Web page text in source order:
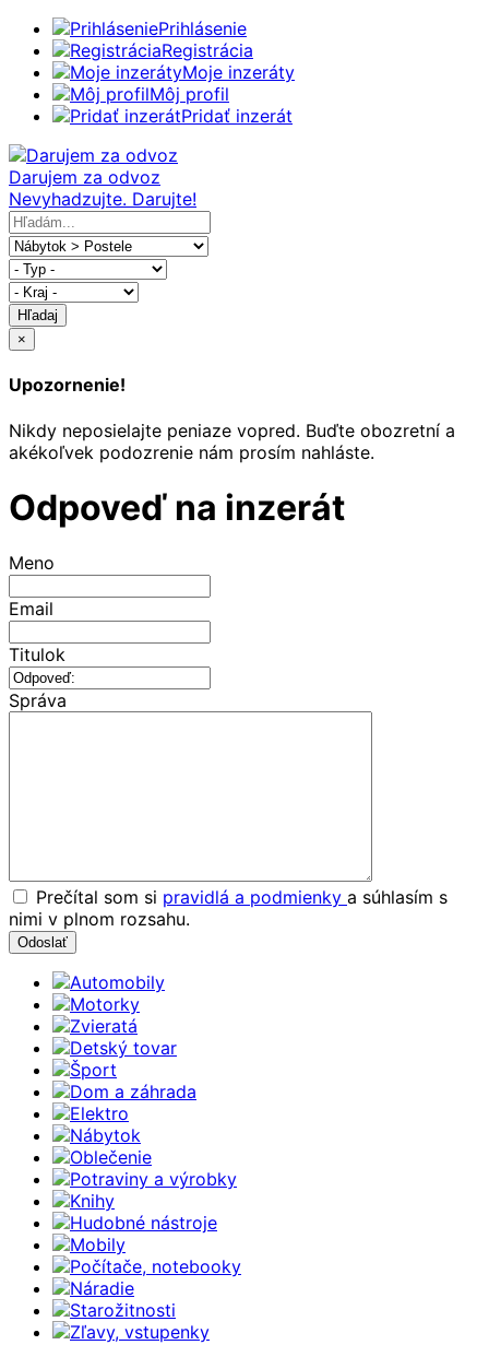
Prihlásenie
Registrácia
Moje inzeráty
Môj profil
Pridať inzerát
Darujem za odvoz
Nevyhadzujte. Darujte!
Hľadaj
×
Upozornenie!
Nikdy neposielajte peniaze vopred. Buďte obozretní a
akékoľvek podozrenie nám prosím nahláste.
Odpoveď na inzerát
Meno
Email
Titulok
Správa
Prečítal som si pravidlá a podmienky a súhlasím s
nimi v plnom rozsahu.
Automobily
Motorky
Zvieratá
Detský tovar
Šport
Dom a záhrada
Elektro
Nábytok
Oblečenie
Potraviny a výrobky
Knihy
Hudobné nástroje
Mobily
Počítače, notebooky
Náradie
Starožitnosti
Zľavy, vstupenky